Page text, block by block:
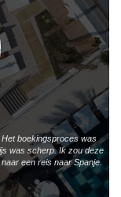
boekingsproces was
was scherp. Ik zou deze
een reis naar Spanje.